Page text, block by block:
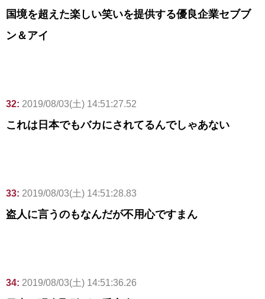
国境を超えた楽しい笑いを提供する優良企業セブブ
ン＆アイ
32: 2019/08/03(土) 14:51:27.52
これは日本でもバカにされてるんでしゃあない
33: 2019/08/03(土) 14:51:28.83
盗人に言うのもなんだが不用心ですまん
34: 2019/08/03(土) 14:51:36.26